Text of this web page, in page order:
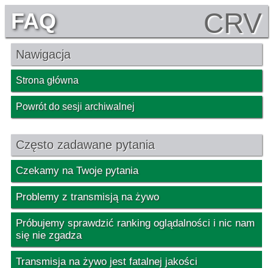
FAQ CRV
Nawigacja
Strona główna
Powrót do sesji archiwalnej
Często zadawane pytania
Czekamy na Twoje pytania
Problemy z transmisją na żywo
Próbujemy sprawdzić ranking oglądalności i nic nam
się nie zgadza
Transmisja na żywo jest fatalnej jakości